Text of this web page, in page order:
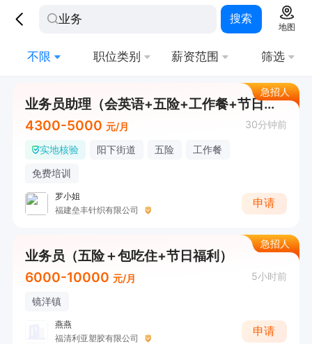
搜索
地图
不限 职位类别 薪资范围 筛选
急招人
业务员助理（会英语+五险+工作餐+节日福利）
4300-5000 元/月 30分钟前
实地核验 阳下街道 五险
工作餐
免费培训
罗小姐
福建垒丰针织有限公司
申请
急招人
业务员（五险＋包吃住+节日福利）
6000-10000 元/月 5小时前
镜洋镇
燕燕
福清利亚塑胶有限公司
申请